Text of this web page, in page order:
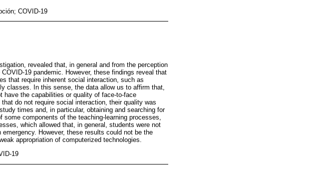
COVID-19
revealed that, in general and from the perception
19 pandemic. However, these findings reveal that
that require inherent social interaction, such as
classes. In this sense, the data allow us to affirm that,
have the capabilities or quality of face-to-face
do not require social interaction, their quality was
times and, in particular, obtaining and searching for
some components of the teaching-learning processes,
which allowed that, in general, students were not
However, these results could not be the
appropriation of computerized technologies.
19